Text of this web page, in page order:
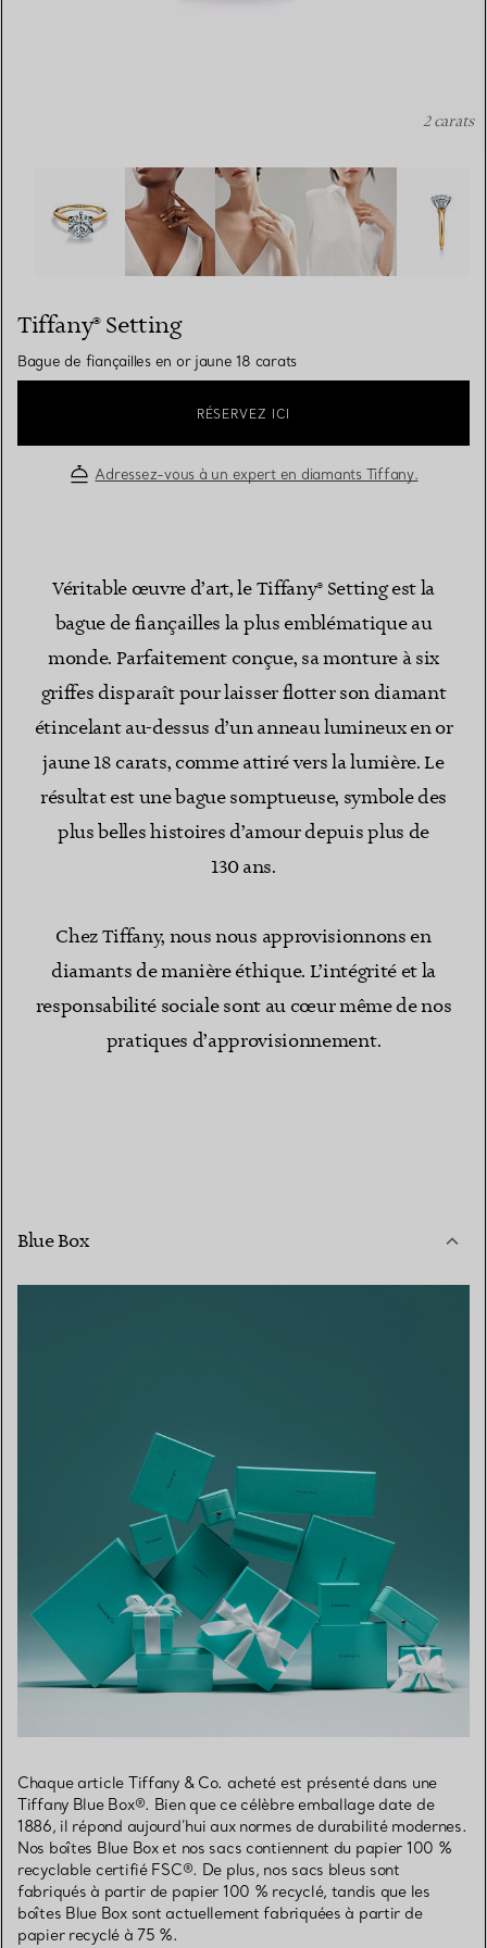
Tiffany® Setting: Bague de fiançailles en or jaune 18
2 carats
Tiffany® Setting
Bague de fiançailles en or jaune 18 carats
RÉSERVEZ ICI
Adressez-vous à un expert en diamants Tiffany.
Véritable œuvre d’art, le Tiffany® Setting est la
bague de fiançailles la plus emblématique au
monde. Parfaitement conçue, sa monture à six
griffes disparaît pour laisser flotter son diamant
étincelant au-dessus d’un anneau lumineux en or
jaune 18 carats, comme attiré vers la lumière. Le
résultat est une bague somptueuse, symbole des
plus belles histoires d’amour depuis plus de
130 ans.
Chez Tiffany, nous nous approvisionnons en
diamants de manière éthique. L’intégrité et la
responsabilité sociale sont au cœur même de nos
pratiques d’approvisionnement.
Blue Box
Chaque article Tiffany & Co. acheté est présenté dans une
Tiffany Blue Box®. Bien que ce célèbre emballage date de
1886, il répond aujourd’hui aux normes de durabilité modernes.
Nos boîtes Blue Box et nos sacs contiennent du papier 100 %
recyclable certifié FSC®. De plus, nos sacs bleus sont
fabriqués à partir de papier 100 % recyclé, tandis que les
boîtes Blue Box sont actuellement fabriquées à partir de
papier recyclé à 75 %.